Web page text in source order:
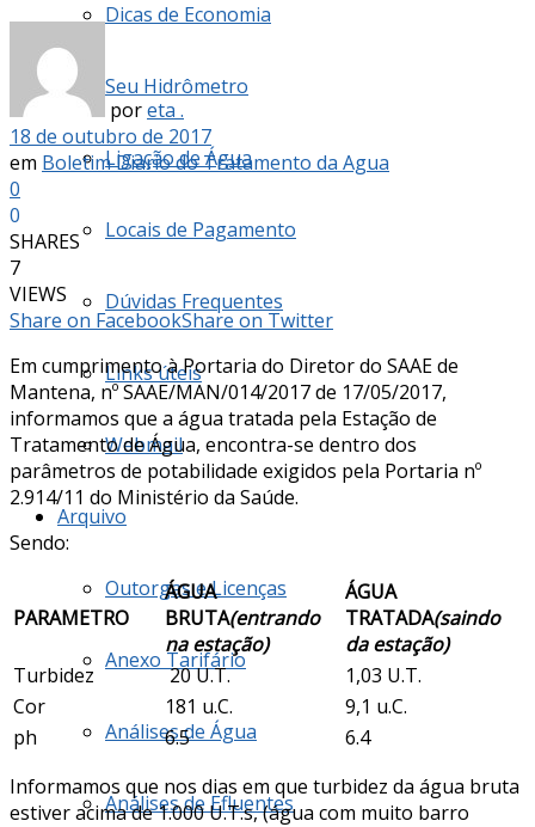
Dicas de Economia
Seu Hidrômetro
Ligação de Água
Locais de Pagamento
Dúvidas Frequentes
Links úteis
Webmail
Arquivo
Outorgas e Licenças
Anexo Tarifário
Análises de Água
Análises de Efluentes
poreta .
18 de outubro de 2017
em Boletim Diario do Tratamento da Agua
0
0
SHARES
7
VIEWS
Share on FacebookShare on Twitter
Em cumprimento à Portaria do Diretor do SAAE de
Mantena, nº SAAE/MAN/014/2017 de 17/05/2017,
informamos que a água tratada pela Estação de
Tratamento de Água, encontra-se dentro dos
parâmetros de potabilidade exigidos pela Portaria nº
2.914/11 do Ministério da Saúde.
Sendo:
PARAMETRO
ÁGUA
BRUTA(entrando
na estação)
ÁGUA
TRATADA(saindo
da estação)
Turbidez
20 U.T.
1,03 U.T.
Cor
181 u.C.
9,1 u.C.
ph
6.5
6.4
Informamos que nos dias em que turbidez da água bruta
estiver acima de 1.000 U.T.s, (água com muito barro